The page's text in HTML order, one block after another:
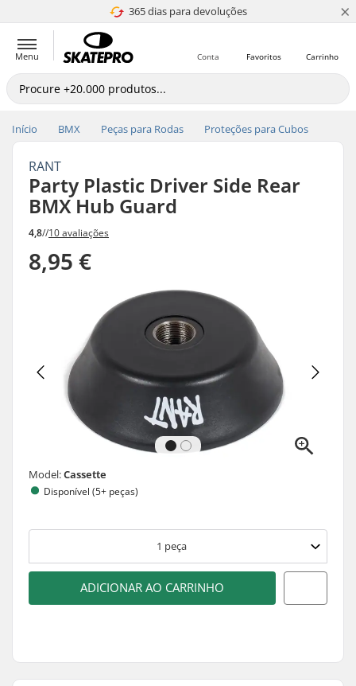
365 dias para devoluções
4.8 de 5 ×
Menu Carrinho
Favoritos
Conta
Início BMX Peças para Rodas Proteções para Cubos
RANT
Party Plastic Driver Side Rear
BMX Hub Guard
4,8//10 avaliações
8,95 €
Model:Cassette
Disponível (5+ peças)
1 peça
ADICIONAR AO CARRINHO